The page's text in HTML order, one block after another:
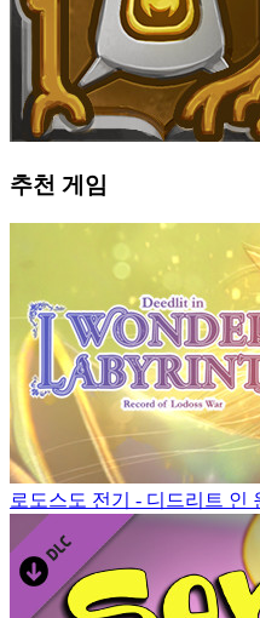
추천 게임
로도스도 전기 - 디드리트 인